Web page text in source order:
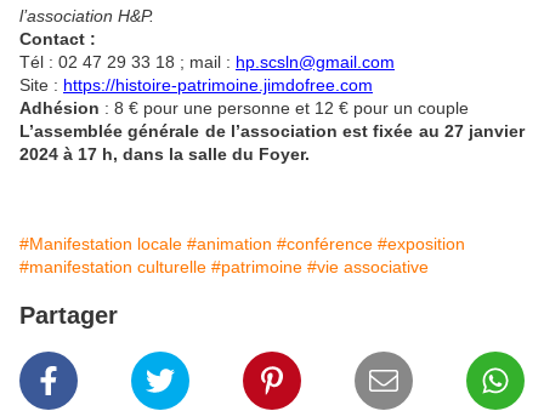
l’association H&P.
Contact :
Tél : 02 47 29 33 18 ; mail : hp.scsln@gmail.com
Site : https://histoire-patrimoine.jimdofree.com
Adhésion : 8 € pour une personne et 12 € pour un couple
L’assemblée générale de l’association est fixée au 27 janvier
2024 à 17 h, dans la salle du Foyer.
#Manifestation locale #animation #conférence #exposition
#manifestation culturelle #patrimoine #vie associative
Partager